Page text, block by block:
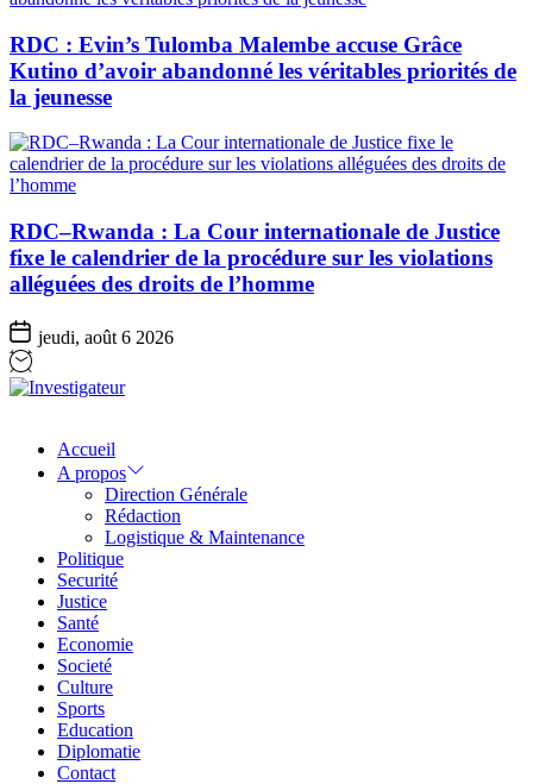
RDC : Evin’s Tulomba Malembe accuse Grâce
Kutino d’avoir abandonné les véritables priorités de
la jeunesse
RDC–Rwanda : La Cour internationale de Justice
fixe le calendrier de la procédure sur les violations
alléguées des droits de l’homme
jeudi, août 6 2026
Accueil
A propos
Direction Générale
Rédaction
Logistique & Maintenance
Politique
Securité
Justice
Santé
Economie
Societé
Culture
Sports
Education
Diplomatie
Contact